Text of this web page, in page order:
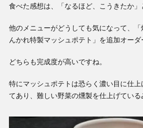
食べた感想は、「なるほど、こうきたか」
他のメニューがどうしても気になって、「
んかれ特製マッシュポテト」を追加オーダ
どちらも完成度が高いですね。
特にマッシュポテトは恐らく濃い目に仕
てあり、難しい野菜の燻製を仕上げている